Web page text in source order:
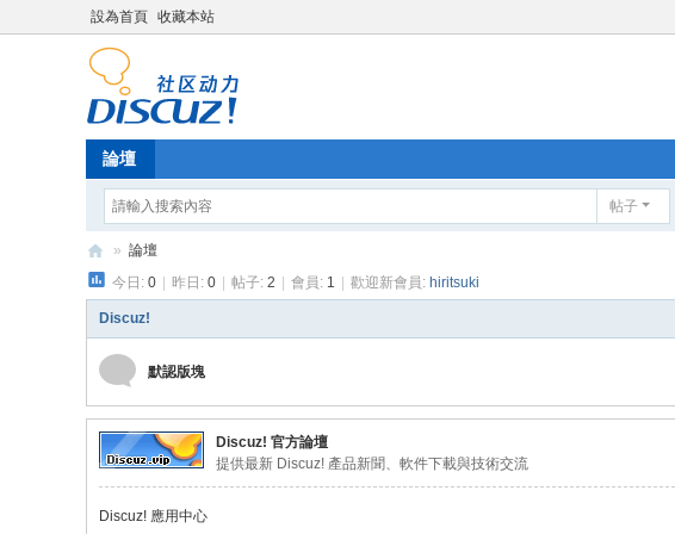
設為首頁 收藏本站
論壇
帖子
Di
sc
B
oa
rd
» 論壇
今日: 0 昨日: 0 帖子: 2 會員: 1 歡迎新會員: hiritsuki
Discuz!
默認版塊
Discuz! 官方論壇
提供最新 Discuz! 產品新聞、軟件下載與技術交流
Discuz! 應用中心